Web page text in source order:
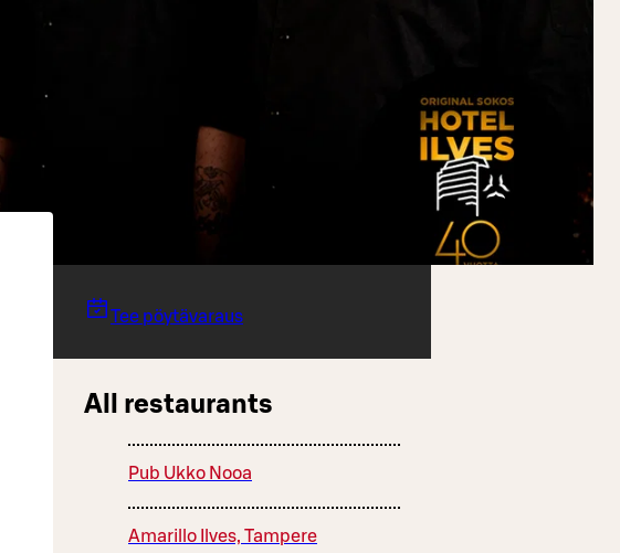
Tee pöytävaraus
All restaurants
Pub Ukko Nooa
Amarillo Ilves, Tampere